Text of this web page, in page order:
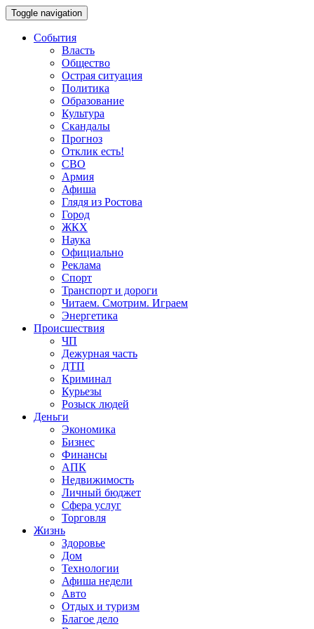
Toggle navigation
События
Власть
Общество
Острая ситуация
Политика
Образование
Культура
Скандалы
Прогноз
Отклик есть!
СВО
Армия
Афиша
Глядя из Ростова
Город
ЖКХ
Наука
Официально
Реклама
Спорт
Транспорт и дороги
Читаем. Смотрим. Играем
Энергетика
Происшествия
ЧП
Дежурная часть
ДТП
Криминал
Курьезы
Розыск людей
Деньги
Экономика
Бизнес
Финансы
АПК
Недвижимость
Личный бюджет
Сфера услуг
Торговля
Жизнь
Здоровье
Дом
Технологии
Афиша недели
Авто
Отдых и туризм
Благое дело